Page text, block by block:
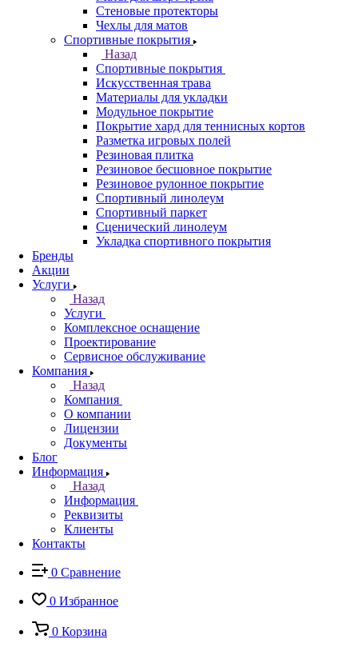
Стеновые протекторы
Чехлы для матов
Спортивные покрытия
Назад
Спортивные покрытия
Искусственная трава
Материалы для укладки
Модульное покрытие
Покрытие хард для теннисных кортов
Разметка игровых полей
Резиновая плитка
Резиновое бесшовное покрытие
Резиновое рулонное покрытие
Спортивный линолеум
Спортивный паркет
Сценический линолеум
Укладка спортивного покрытия
Бренды
Акции
Услуги
Назад
Услуги
Комплексное оснащение
Проектирование
Сервисное обслуживание
Компания
Назад
Компания
О компании
Лицензии
Документы
Блог
Информация
Назад
Информация
Реквизиты
Клиенты
Контакты
0 Сравнение
0 Избранное
0 Корзина